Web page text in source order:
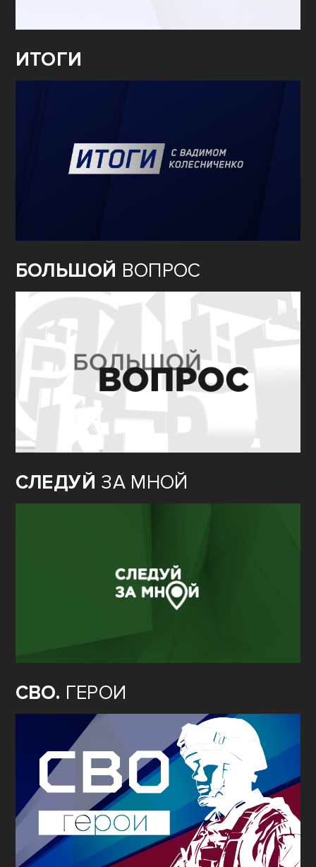
ИТОГИ
БОЛЬШОЙ ВОПРОС
СЛЕДУЙ ЗА МНОЙ
СВО. ГЕРОИ